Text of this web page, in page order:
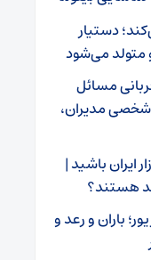
دستیار
متولد می‌شود
مسائل
مدیران،
ایران باشید |
هستند؟
۱۵ شهریور؛ باران و رعد و